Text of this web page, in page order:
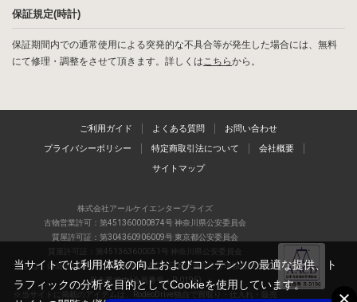
保証規定(時計)
保証期間内での通常使用による突発的な不具合等が発生した場合には、無料
にて修理・調整をさせて頂きます。詳しくはこちらから。
ご利用ガイド よくある質問 お問い合わせ
プライバシーポリシー 特定商取引法について 会社概要
サイトマップ
株式会社アールケイエンタープライズ
古物営業許可：第451360000874号 神奈川県公安委員会
質屋許可証：第304360906009号 東京都公安委員会
質屋許可証：第451363600051号 神奈川県公安委員会
当店は、偽造品の流通防止を目指すAACD(日本流通自主管理協会)の正会
員企業です(会員番号：R-0196)
※当サイトに掲載のアイテムは、RodeoDrive独自で買取り・仕入れ・販売
当サイトでは利用体験の向上およびコンテンツの最適な提供、ト
ラフィックの分析を目的としてCookieを使用しています。